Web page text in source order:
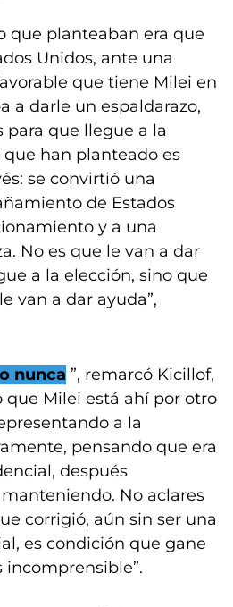
que planteaban era que
Unidos, ante una
que tiene Milei en
a darle un espaldarazo,
para que llegue a la
que han planteado es
se convirtió una
de Estados
y a una
No es que le van a dar
a la elección, sino que
van a dar ayuda”,
nunca ”, remarcó Kicillof,
que Milei está ahí por otro
a la
pensando que era
después
No aclares
corrigió, aún sin ser una
es condición que gane
incomprensible”.